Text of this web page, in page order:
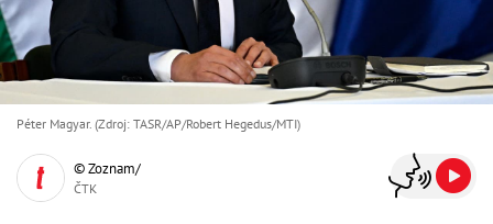
Péter Magyar. (Zdroj: TASR/AP/Robert Hegedus/MTI)
© Zoznam/
ČTK